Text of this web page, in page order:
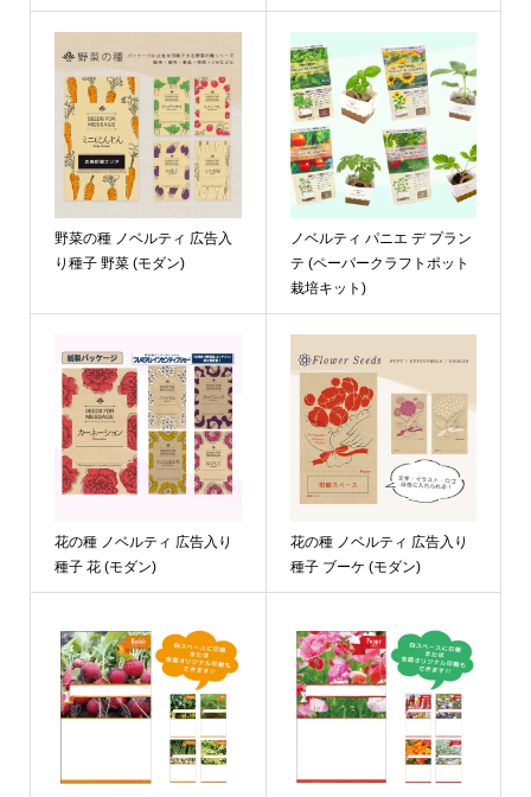
野菜の種 ノベルティ 広告入
り種子 野菜 (モダン)
ノベルティ パニエ デ プラン
テ (ペーパークラフトポット
栽培キット)
花の種 ノベルティ 広告入り
種子 花 (モダン)
花の種 ノベルティ 広告入り
種子 ブーケ (モダン)